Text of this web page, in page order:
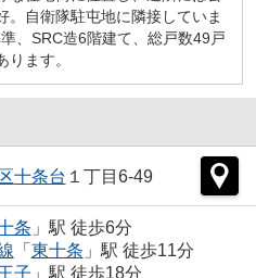
。自衛隊駐屯地に隣接していま
、SRC造6階建て、総戸数49戸
ます。
十条台 １丁目6-49
条 」駅 徒歩6分
「 東十条 」駅 徒歩11分
子 」駅 徒歩18分